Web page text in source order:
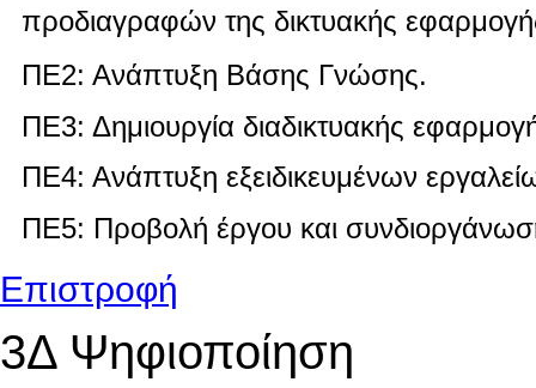
προδιαγραφών της δικτυακής
ΠΕ2: Ανάπτυξη Βάσης Γνώσης.
ΠΕ3: Δημιουργία διαδικτυακής
ΠΕ4: Ανάπτυξη εξειδικευμένων
ΠΕ5: Προβολή έργου και
Επιστροφή
3Δ Ψηφιοποίηση